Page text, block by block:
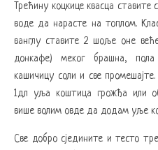
Трећину коцкице квасца
воде да нарасте на топлом.
ванглу ставите 2 шоље оне
донкафе) меког брашна,
кашичицу соли и све
1дл уља коштица грожђа или
више волим овде да додам уље
Све добро сједините и тесто